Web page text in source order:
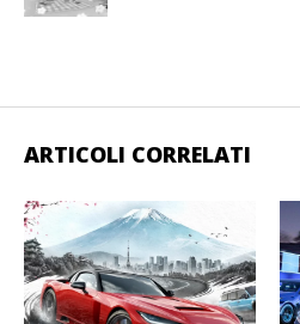
ARTICOLI CORRELATI